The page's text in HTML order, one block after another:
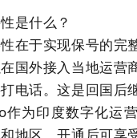
是什么？
在于实现保号的完
国外接入当地运营
电话。这是回国后
作为印度数字化运